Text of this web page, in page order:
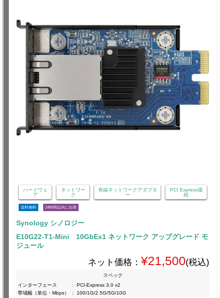
ハードウェ
ア
ネットワー
ク
有線ネットワークアダプタ
ー
PCI Express接
続
送料無料 24時間以内に出荷
Synology シノロジー
E10G22-T1-Mini 10GbEx1 ネットワーク アップグレード モ
ジュール
ネット価格： ¥21,500(税込)
スペック
インターフェース
:
PCI-Express 3.0 x2
帯域幅（単位・Mbps）
: 100/1G/2.5G/5G/10G